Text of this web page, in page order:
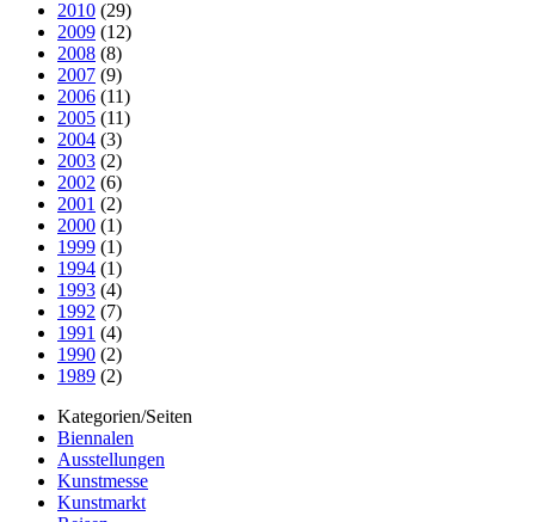
2010 (29)
2009 (12)
2008 (8)
2007 (9)
2006 (11)
2005 (11)
2004 (3)
2003 (2)
2002 (6)
2001 (2)
2000 (1)
1999 (1)
1994 (1)
1993 (4)
1992 (7)
1991 (4)
1990 (2)
1989 (2)
Kategorien/Seiten
Biennalen
Ausstellungen
Kunstmesse
Kunstmarkt